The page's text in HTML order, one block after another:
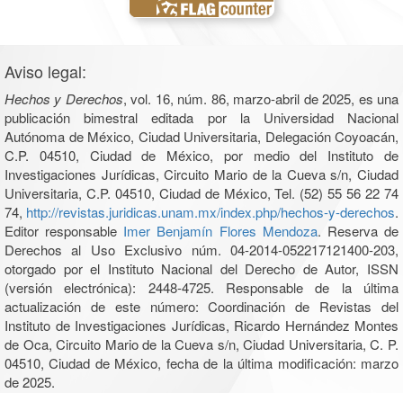
Aviso legal:
Hechos y Derechos, vol. 16, núm. 86, marzo-abril de 2025, es una
publicación bimestral editada por la Universidad Nacional
Autónoma de México, Ciudad Universitaria, Delegación Coyoacán,
C.P. 04510, Ciudad de México, por medio del Instituto de
Investigaciones Jurídicas, Circuito Mario de la Cueva s/n, Ciudad
Universitaria, C.P. 04510, Ciudad de México, Tel. (52) 55 56 22 74
74, http://revistas.juridicas.unam.mx/index.php/hechos-y-derechos.
Editor responsable Imer Benjamín Flores Mendoza. Reserva de
Derechos al Uso Exclusivo núm. 04-2014-052217121400-203,
otorgado por el Instituto Nacional del Derecho de Autor, ISSN
(versión electrónica): 2448-4725. Responsable de la última
actualización de este número: Coordinación de Revistas del
Instituto de Investigaciones Jurídicas, Ricardo Hernández Montes
de Oca, Circuito Mario de la Cueva s/n, Ciudad Universitaria, C. P.
04510, Ciudad de México, fecha de la última modificación: marzo
de 2025.